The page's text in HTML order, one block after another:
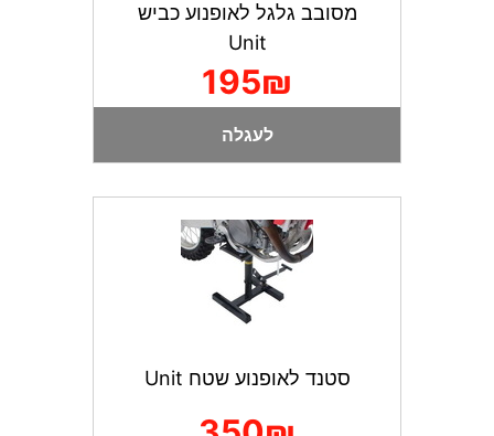
מסובב גלגל לאופנוע כביש
Unit
195₪
לעגלה
סטנד לאופנוע שטח Unit